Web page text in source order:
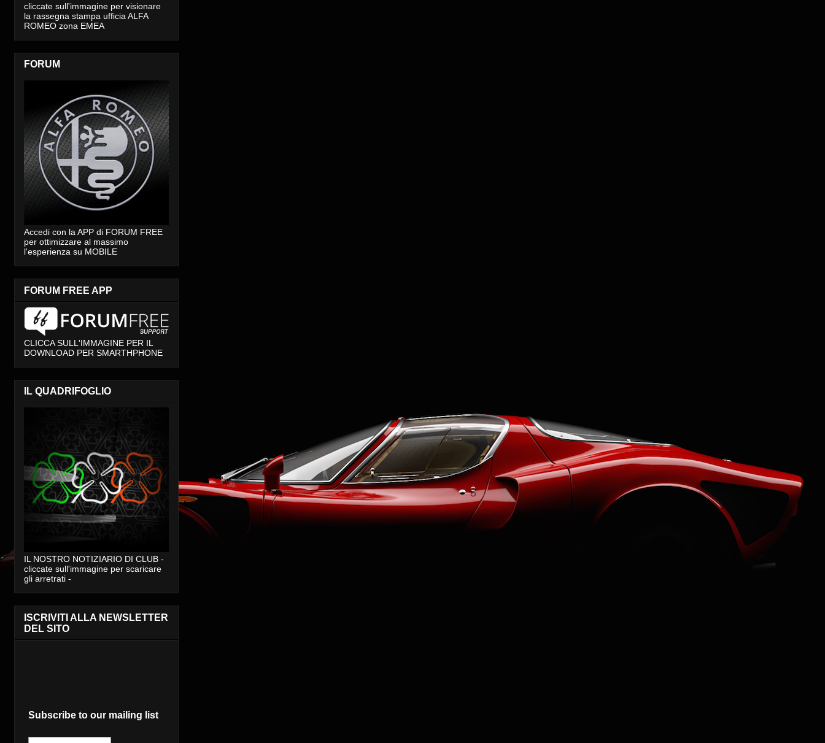
cliccate sull'immagine per visionare
la rassegna stampa ufficia ALFA
ROMEO zona EMEA
FORUM
Accedi con la APP di FORUM FREE
per ottimizzare al massimo
l'esperienza su MOBILE
FORUM FREE APP
CLICCA SULL'IMMAGINE PER IL
DOWNLOAD PER SMARTHPHONE
IL QUADRIFOGLIO
IL NOSTRO NOTIZIARIO DI CLUB -
cliccate sull'immagine per scaricare
gli arretrati -
ISCRIVITI ALLA NEWSLETTER
DEL SITO
Subscribe to our mailing list